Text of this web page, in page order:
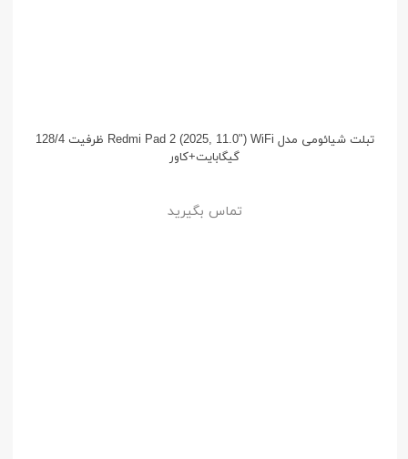
تبلت شیائومی مدل Redmi Pad 2 (2025, 11.0") WiFi ظرفیت 128/4
گیگابایت+کاور
تماس بگیرید